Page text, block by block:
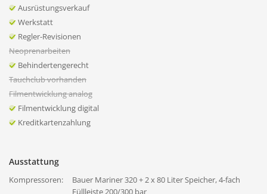
Ausrüstungsverkauf
Werkstatt
Regler-Revisionen
Neoprenarbeiten
Behindertengerecht
Tauchclub vorhanden
Filmentwicklung analog
Filmentwicklung digital
Kreditkartenzahlung
Ausstattung
Kompressoren:
Bauer Mariner 320 + 2 x 80 Liter Speicher, 4-fach
Füllleiste 200/300 bar